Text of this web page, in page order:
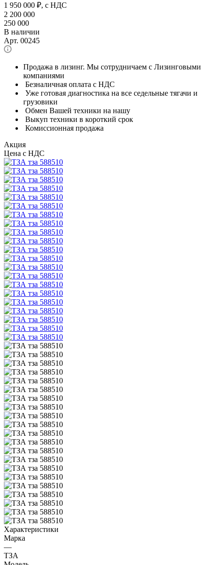
1 950 000 ₽, с НДС
2 200 000
250 000
В наличии
Арт. 00245
Продажа в лизинг. Мы сотрудничаем с Лизинговыми
компаниями
Безналичная оплата с НДС
Уже готовая диагностика на все седельные тягачи и
грузовики
Обмен Вашей техники на нашу
Выкуп техники в короткий срок
Комиссионная продажа
Акция
Цена с НДС
Характеристики
Марка
—
ТЗА